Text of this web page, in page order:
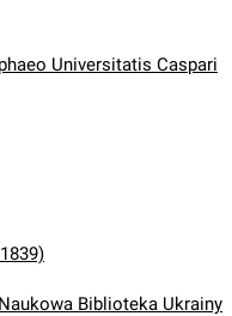
Universitatis Caspari
Biblioteka Ukrainy